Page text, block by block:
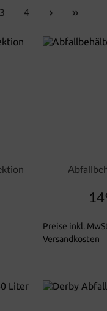
Seite
3 Seite
4
Preise inkl.
Versandkosten